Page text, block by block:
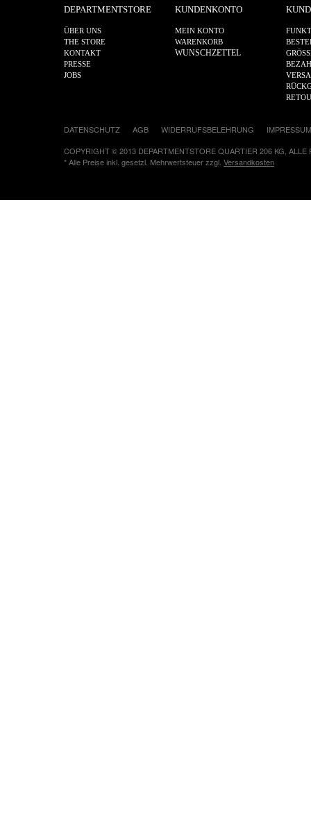
DEPARTMENTSTORE
ÜBER UNS
THE STORE
KONTAKT
PRESSE
JOBS
KUNDENKONTO
MEIN KONTO
WARENKORB
WUNSCHZETTEL
DATENSCHUTZ AGB WIDERRUFSBELEHRUNG
IMPRESSUM
COPYRIGHT © 2013 DEPARTMENTSTORE QUARTIER 206 KG, ALLE
* Alle Preise inkl. gesetzl. Mehrwertsteuer zzgl. Versandkosten